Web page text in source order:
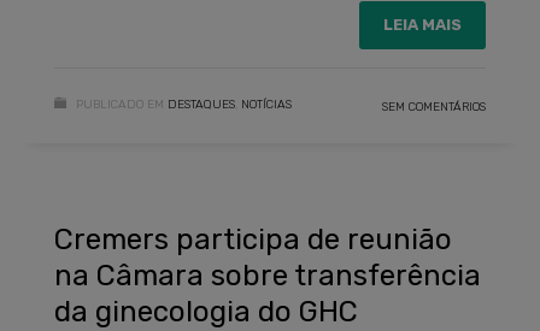
LEIA MAIS
PUBLICADO EM DESTAQUES NOTÍCIAS SEM COMENTÁRIOS
Cremers participa de reunião
na Câmara sobre transferência
da ginecologia do GHC